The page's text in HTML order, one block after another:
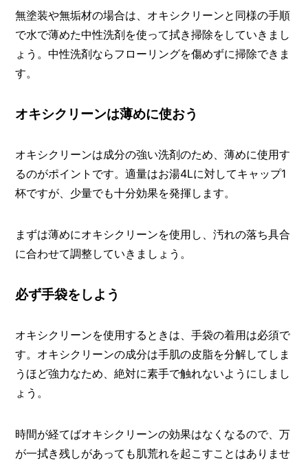
無塗装や無垢材の場合は、オキシクリーンと同様の手順
で水で薄めた中性洗剤を使って拭き掃除をしていきまし
ょう。中性洗剤ならフローリングを傷めずに掃除できま
す。
オキシクリーンは薄めに使おう
オキシクリーンは成分の強い洗剤のため、薄めに使用す
るのがポイントです。適量はお湯4Lに対してキャップ1
杯ですが、少量でも十分効果を発揮します。
まずは薄めにオキシクリーンを使用し、汚れの落ち具合
に合わせて調整していきましょう。
必ず手袋をしよう
オキシクリーンを使用するときは、手袋の着用は必須で
す。オキシクリーンの成分は手肌の皮脂を分解してしま
うほど強力なため、絶対に素手で触れないようにしまし
ょう。
時間が経てばオキシクリーンの効果はなくなるので、万
が一拭き残しがあっても肌荒れを起こすことはありませ